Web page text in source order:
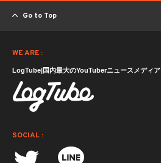
Go to Top
WE ARE :
LogTube|国内最大のYouTuberニュースメディア
SOCIAL :